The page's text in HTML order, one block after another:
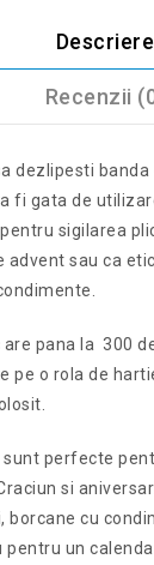
Descriere
Recenzii
dezlipesti banda
fi gata de
sigilarea
advent sau ca
pana la 300
pe o rola de
perfecte
si
borcane cu
pentru un